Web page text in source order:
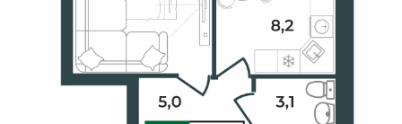
Свои Люди